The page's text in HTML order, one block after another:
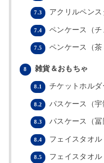
7.3 アクリルペンス
7.4 ペンケース（チ
7.5 ペンケース（茶
8 雑貨＆おもちゃ
8.1 チケットホルダ
8.2 パスケース（宇
8.3 パスケース（冨
8.4 フェイスタオル
8.5 フェイスタオル